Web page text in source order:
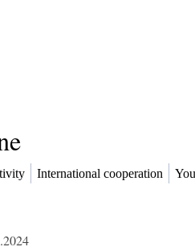
International cooperation